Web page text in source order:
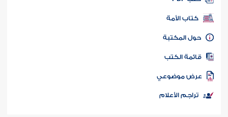
كتب PDF
كتاب الأمة
المكتبة
الكتب
موضوعي